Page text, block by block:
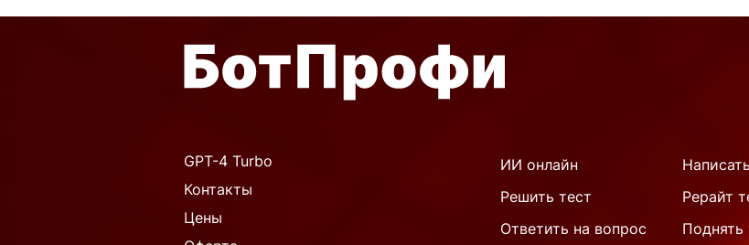
GPT-4 Turbo
Контакты
Цены
ИИ онлайн
Решить тест
Рерайт
Ответить на вопрос
Поднять